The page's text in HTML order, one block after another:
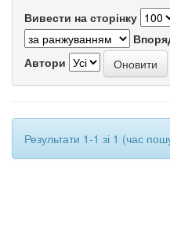
Вивести на сторінку
Автори
Результати 1-1 зі 1 (час